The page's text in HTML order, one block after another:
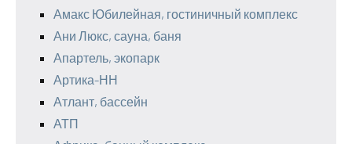
Амакс Юбилейная, гостиничный комплекс
Ани Люкс, сауна, баня
Апартель, экопарк
Артика-НН
Атлант, бассейн
АТП